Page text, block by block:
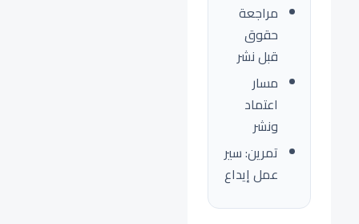
مراجعة
حقوق
قبل نشر
مسار
اعتماد
ونشر
تمرين: سير
عمل إيداع